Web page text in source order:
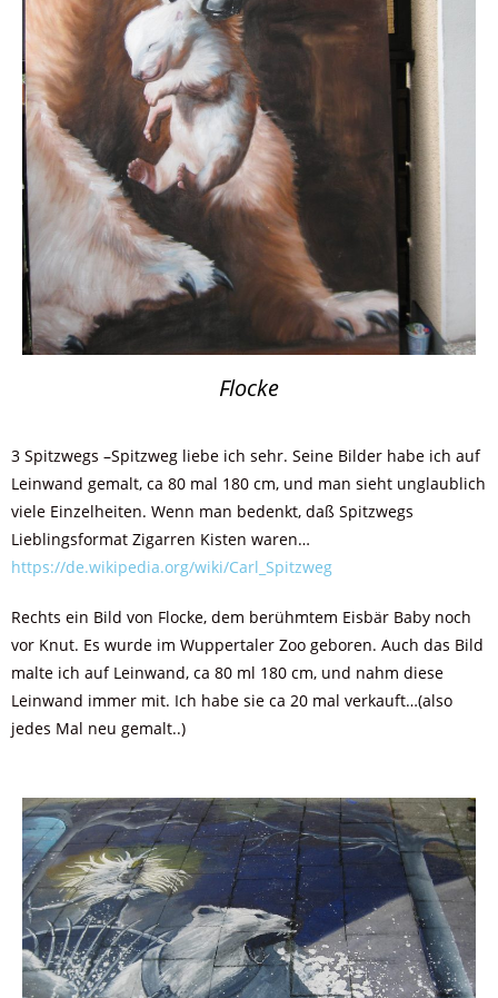
Flocke
3 Spitzwegs –Spitzweg liebe ich sehr. Seine Bilder habe ich auf
Leinwand gemalt, ca 80 mal 180 cm, und man sieht unglaublich
viele Einzelheiten. Wenn man bedenkt, daß Spitzwegs
Lieblingsformat Zigarren Kisten waren…
https://de.wikipedia.org/wiki/Carl_Spitzweg
Rechts ein Bild von Flocke, dem berühmtem Eisbär Baby noch
vor Knut. Es wurde im Wuppertaler Zoo geboren. Auch das Bild
malte ich auf Leinwand, ca 80 ml 180 cm, und nahm diese
Leinwand immer mit. Ich habe sie ca 20 mal verkauft…(also
jedes Mal neu gemalt..)